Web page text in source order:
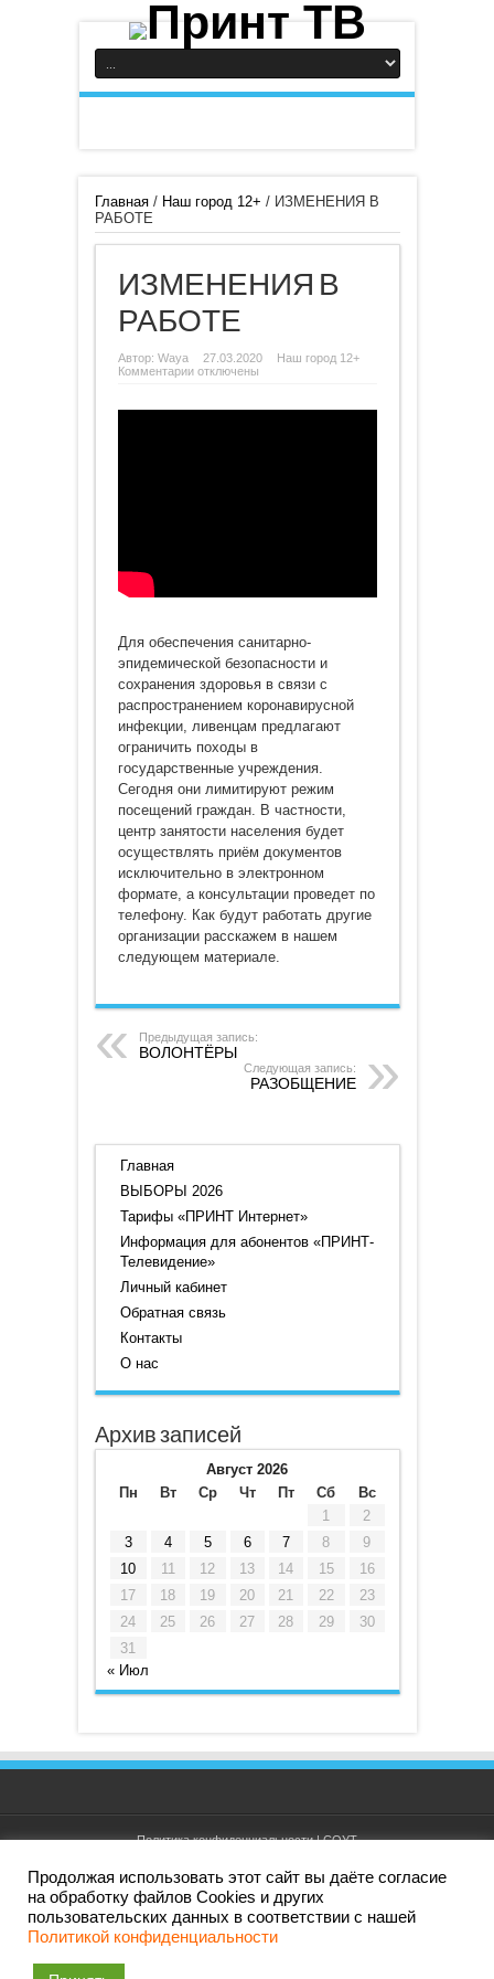
Главная/ Наш город 12+ / ИЗМЕНЕНИЯ В
РАБОТЕ
ИЗМЕНЕНИЯ В
РАБОТЕ
Автор: Waya 27.03.2020
Наш город 12+
Комментариик
В
отключены
Для обеспечения санитарно-
эпидемической безопасности и
сохранения здоровья в связи с
распространением коронавирусной
инфекции, ливенцам предлагают
ограничить походы в
государственные учреждения.
Сегодня они лимитируют режим
посещений граждан. В частности,
центр занятости населения будет
осуществлять приём документов
исключительно в электронном
формате, а консультации проведет по
телефону. Как будут работать другие
организации расскажем в нашем
следующем материале.
Предыдущая запись:
ВОЛОНТЁРЫ
Следующая запись:
РАЗОБЩЕНИЕ
Главная
ВЫБОРЫ 2026
Тарифы «ПРИНТ Интернет»
Информация для абонентов «ПРИНТ-
Телевидение»
Личный кабинет
Обратная связь
Контакты
О нас
Архив записей
Август 2026
Пн
Вт Ср Чт Пт Сб
Вс
1
2
3
4 5 6 7 8
9
10
11 12 13 14 15
16
17
18 19 20 21 22
23
24
25 26 27 28 29
30
31
« Июл
Политика конфиденциальности|СОУТ
Дизайн и создание сайта: АО ИРК "ПРИНТ ТВ". Все права
Продолжая использовать этот сайт вы даёте согласие
на обработку файлов Cookies и других
пользовательских данных в соответствии с нашей
Политикой конфиденциальности